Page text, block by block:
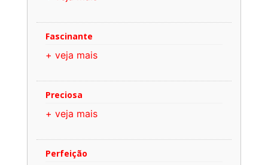
Fascinante
+ veja mais
Preciosa
+ veja mais
Perfeição